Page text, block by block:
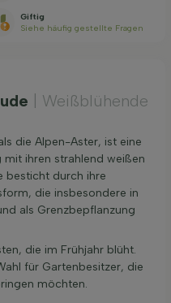
Giftig
Siehe häufig gestellte Fragen
| Weißblühende
die Alpen-Aster, ist eine
ihren strahlend weißen
besticht durch ihre
die insbesondere in
als Grenzbepflanzung
die im Frühjahr blüht.
für Gartenbesitzer, die
möchten.